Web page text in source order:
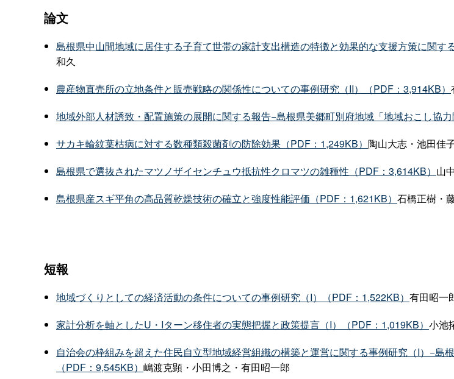
論文
島根県中山間地域に居住する子育て世帯の家計支出構造の特徴と効果的な支援方策に関す
和久
農産物直売所の立地条件と販売戦略の関係性についての事例研究（II）（PDF：3,914KB）
地域外部人材誘致・配置施策の展開に関する報告−島根県美郷町別府地域「地域おこし協
サカキ輪紋葉枯病に対する数種類殺菌剤の防除効果（PDF：1,249KB） 陶山大志・池田佳
島根県で選抜されたマツノザイセンチュウ抵抗性クロマツの雑種性（PDF：3,614KB） 山
島根県産スギ平角の高品質乾燥技術の確立と強度性能評価（PDF：1,621KB） 石橋正樹・
短報
地域づくりとしての経済活動の条件についての事例研究（I）（PDF：1,522KB） 有田昭一
家計分析を軸としたU・Iターン移住者の実態把握と政策提言（I）（PDF：1,019KB） 小池
自治会の枠組みを超えた住民自立型地域経営組織の構築と運営に関する事例研究（I）−
（PDF：9,545KB） 嶋渡克顕・小田博之・有田昭一郎